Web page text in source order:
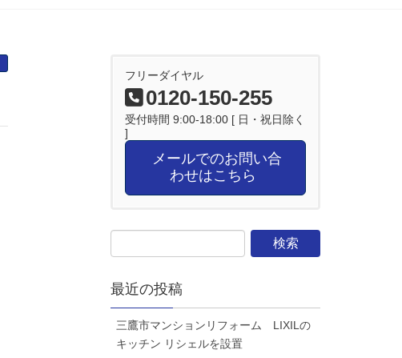
フリーダイヤル
0120-150-255
受付時間 9:00-18:00 [ 日・祝日除く
]
メールでのお問い合
わせはこちら
最近の投稿
三鷹市マンションリフォーム LIXILの
キッチン リシェルを設置